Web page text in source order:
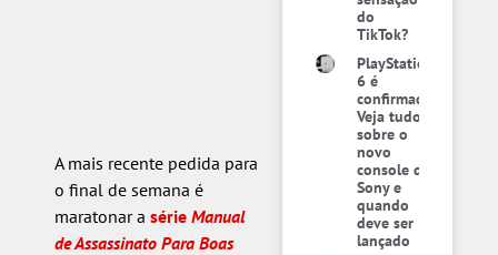
A mais recente pedida para
o final de semana é
maratonar a série Manual
de Assassinato Para Boas
do
TikTok?
PlayStation
6 é
confirmado:
Veja tudo
sobre o
novo
console da
Sony e
quando
deve ser
lançado